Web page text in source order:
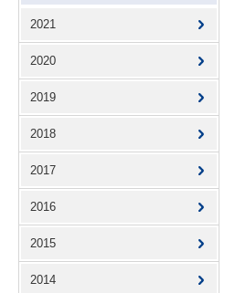
2021
2020
2019
2018
2017
2016
2015
2014